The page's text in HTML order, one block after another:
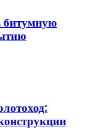
битумную